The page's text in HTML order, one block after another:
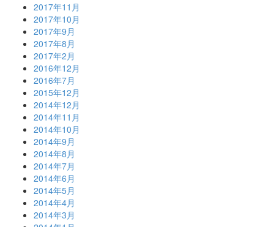
2017年11月
2017年10月
2017年9月
2017年8月
2017年2月
2016年12月
2016年7月
2015年12月
2014年12月
2014年11月
2014年10月
2014年9月
2014年8月
2014年7月
2014年6月
2014年5月
2014年4月
2014年3月